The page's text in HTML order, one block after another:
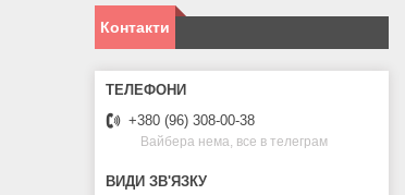
Контакти
+380 (96) 308-00-38
Вайбера нема, все в телеграм